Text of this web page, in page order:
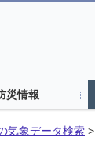
災情報
気象データ検索 >